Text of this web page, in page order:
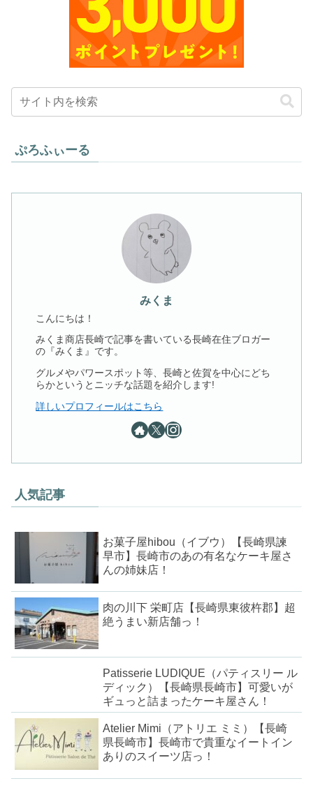
ぷろふぃーる
みくま
こんにちは！
みくま商店長崎で記事を書いている長崎在住ブロガー
の『みくま』です。
グルメやパワースポット等、長崎と佐賀を中心にどち
らかというとニッチな話題を紹介します!
詳しいプロフィールはこちら
人気記事
お菓子屋hibou（イブウ）【長崎県諫
早市】長崎市のあの有名なケーキ屋さ
んの姉妹店！
肉の川下 栄町店【長崎県東彼杵郡】超
絶うまい新店舗っ！
Patisserie LUDIQUE（パティスリー ル
ディック）【長崎県長崎市】可愛いが
ギュっと詰まったケーキ屋さん！
Atelier Mimi（アトリエ ミミ）【長崎
県長崎市】長崎市で貴重なイートイン
ありのスイーツ店っ！